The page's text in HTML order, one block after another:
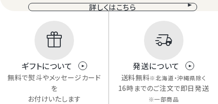
詳しくはこちら
ギフトについて
無料で熨斗やメッセージカード
を
お付けいたします
発送について
送料無料※北海道・沖縄県除く
16時までのご注文で即日発送
※一部商品